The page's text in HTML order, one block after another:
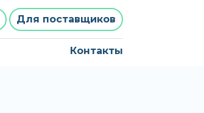
Для поставщиков
Контакты